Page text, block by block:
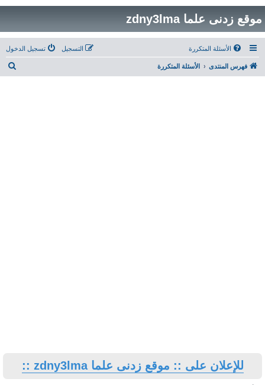
موقع زدنى علما zdny3lma
الأسئلة المتكررة تسجيل الدخول التسجيل
فهرس المنتدى الأسئلة المتكررة
للإعلان على :: موقع زدنى علما zdny3lma ::